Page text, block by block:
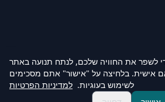
החזרותהצהרת נגישותתנאי רכישהמנוי ענן
לשפר את החוויה שלכם, לנתח תנועה באתר
אישית. בלחיצה על "אישור" אתם מסכימים
לשימוש בעוגיות. למדיניות הפרטיות